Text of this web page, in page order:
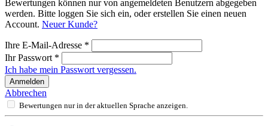
Bewertungen können nur von angemeldeten Benutzern abgegeben
werden. Bitte loggen Sie sich ein, oder erstellen Sie einen neuen
Account. Neuer Kunde?
Ihre E-Mail-Adresse *
Ihr Passwort *
Ich habe mein Passwort vergessen.
Anmelden
Abbrechen
Bewertungen nur in der aktuellen Sprache anzeigen.